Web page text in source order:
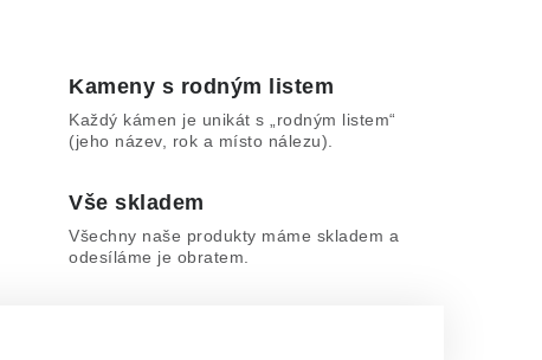
Kameny s rodným listem
Každý kámen je unikát s „rodným listem“
(jeho název, rok a místo nálezu).
Vše skladem
Všechny naše produkty máme skladem a
odesíláme je obratem.